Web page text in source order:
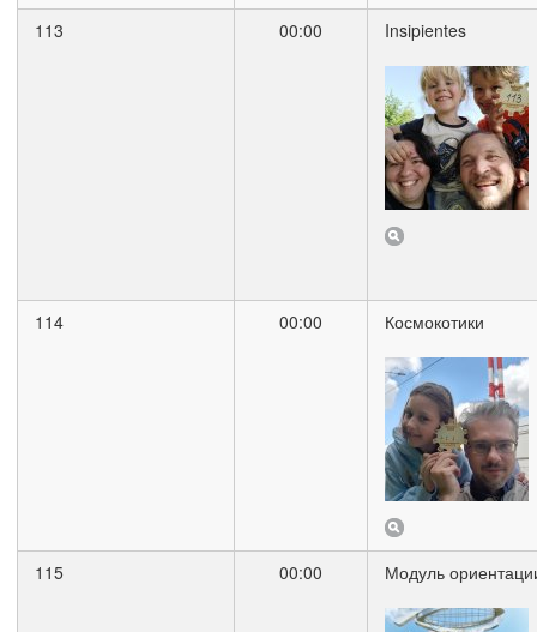
113 00:00 Insipientes
114 00:00 Космокотики
115 00:00 Модуль